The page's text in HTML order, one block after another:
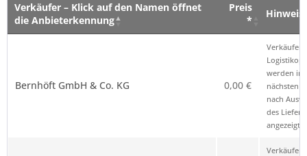
Verkäufer – Klick auf den Namen öffnet
die Anbieterkennung
Preis
*
Hinweis
Bernhöft GmbH & Co. KG 0,00 €
Verkäufer
werden im
nächsten
nach
des
angezeigt.
Verkäufer